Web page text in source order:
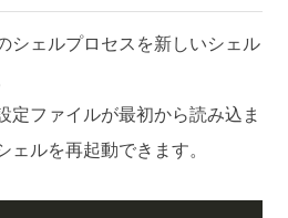
シェルプロセスを新しいシェル
定ファイルが最初から読み込ま
ルを再起動できます。